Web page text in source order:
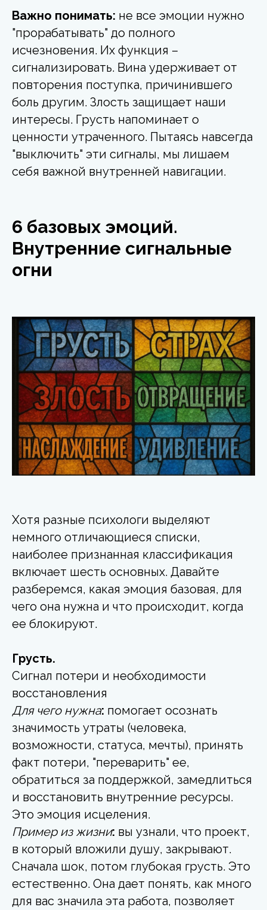
Важно понимать: не все эмоции нужно
"прорабатывать" до полного
исчезновения. Их функция –
сигнализировать. Вина удерживает от
повторения поступка, причинившего
боль другим. Злость защищает наши
интересы. Грусть напоминает о
ценности утраченного. Пытаясь навсегда
"выключить" эти сигналы, мы лишаем
себя важной внутренней навигации.
6 базовых эмоций.
Внутренние сигнальные
огни
Хотя разные психологи выделяют
немного отличающиеся списки,
наиболее признанная классификация
включает шесть основных. Давайте
разберемся, какая эмоция базовая, для
чего она нужна и что происходит, когда
ее блокируют.
Грусть.
Сигнал потери и необходимости
восстановления
Для чего нужна: помогает осознать
значимость утраты (человека,
возможности, статуса, мечты), принять
факт потери, "переварить" ее,
обратиться за поддержкой, замедлиться
и восстановить внутренние ресурсы.
Это эмоция исцеления.
Пример из жизни: вы узнали, что проект,
в который вложили душу, закрывают.
Сначала шок, потом глубокая грусть. Это
естественно. Она дает понять, как много
для вас значила эта работа, позволяет